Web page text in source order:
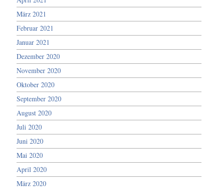
März 2021
Februar 2021
Januar 2021
Dezember 2020
November 2020
Oktober 2020
September 2020
August 2020
Juli 2020
Juni 2020
Mai 2020
April 2020
März 2020